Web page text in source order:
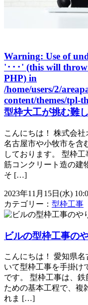
Warning: Use of
'･･･' (this will
PHP) in
/home/users/2/
content/themes/tpl-
型枠大工が挑む難
こんにちは！ 株式会
名古屋市や小牧市を含
しております。 型枠
筋コンクリート造の建
そ […]
2023年11月15日(水)
カテゴリー： 型枠工事
ビルの型枠工事の
こんにちは！ 愛知県
いて型枠工事を手掛け
です。 型枠工事は、
ための基本工程で、複
れま […]